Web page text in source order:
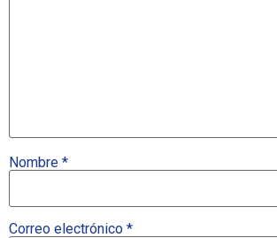
Nombre *
Correo electrónico *